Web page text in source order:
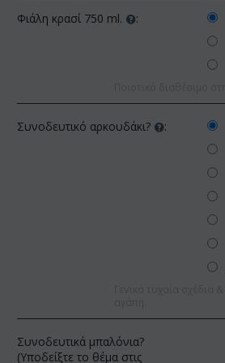
Φιάλη κρασί 750 ml. :
Συνοδευτικό αρκουδάκι? :
Συνοδευτικά μπαλόνια?
(Υποδείξτε το θέμα στις